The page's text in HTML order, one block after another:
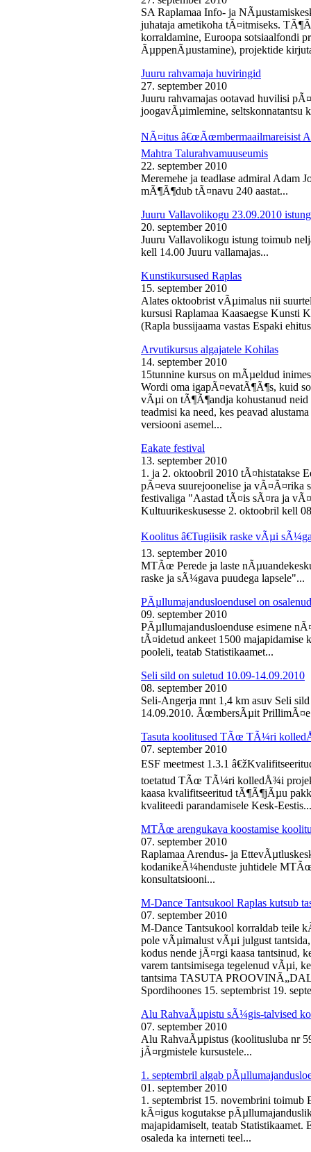
SA Raplamaa Info- ja
juhataja ametikoha tÃ¤itmiseks.
korraldamine, Euroopa sotsiaalfondi
ÃµppenÃµustamine), projektide
Juuru rahvamaja huviringid
27. september 2010
Juuru rahvamajas ootavad huvilisi
joogavÃµimlemine, seltskonnatantsu
NÃ¤itus â€œÃœmbermaailmareisist
Mahtra Talurahvamuuseumis
22. september 2010
Meremehe ja teadlase admiral Adam
mÃ¶Ã¶dub tÃ¤navu 240 aastat...
Juuru Vallavolikogu 23.09.2010 istung
20. september 2010
Juuru Vallavolikogu istung toimub
kell 14.00 Juuru vallamajas...
Kunstikursused Raplas
15. september 2010
Alates oktoobrist vÃµimalus nii
kursusi Raplamaa Kaasaegse Kunsti
(Rapla bussijaama vastas Espaki
Arvutikursus algajatele Kohilas
14. september 2010
15tunnine kursus on mÃµeldud
Wordi oma igapÃ¤evatÃ¶Ã¶s, kuid
vÃµi on tÃ¶Ã¶andja kohustanud neid
teadmisi ka need, kes peavad
versiooni asemel...
Eakate festival
13. september 2010
1. ja 2. oktoobril 2010 tÃ¤histatakse
pÃ¤eva suurejoonelise ja vÃ¤Ã¤rika
festivaliga "Aastad tÃ¤is sÃ¤ra ja
Kultuurikeskusesse 2. oktoobril kell
Koolitus â€Tugiisik raske vÃµi
13. september 2010
MTÃœ Perede ja laste
raske ja sÃ¼gava puudega lapsele"...
PÃµllumajandusloendusel on
09. september 2010
PÃµllumajandusloenduse esimene
tÃ¤idetud ankeet 1500 majapidamise
pooleli, teatab Statistikaamet...
Seli sild on suletud 10.09-14.09.2010
08. september 2010
Seli-Angerja mnt 1,4 km asuv Seli
14.09.2010. ÃœmbersÃµit
Tasuta koolitused TÃœ TÃ¼ri
07. september 2010
ESF meetmest 1.3.1
toetatud TÃœ TÃ¼ri kolledÅ¾i
kaasa kvalifitseeritud tÃ¶Ã¶jÃµu
kvaliteedi parandamisele Kesk-Eestis...
MTÃœ arengukava koostamise
07. september 2010
Raplamaa Arendus- ja
kodanikeÃ¼henduste juhtidele
konsultatsiooni...
M-Dance Tantsukool Raplas kutsub
07. september 2010
M-Dance Tantsukool korraldab teile
pole vÃµimalust vÃµi julgust
kodus nende jÃ¤rgi kaasa tantsinud,
varem tantsimisega tegelenud vÃµi,
tantsima TASUTA
Spordihoones 15. septembrist 19.
Alu RahvaÃµpistu sÃ¼gis-talvised
07. september 2010
Alu RahvaÃµpistus (koolitusluba nr
jÃ¤rgmistele kursustele...
1. septembril algab
01. september 2010
1. septembrist 15. novembrini toimub
kÃ¤igus kogutakse
majapidamiselt, teatab Statistikaamet.
osaleda ka interneti teel...